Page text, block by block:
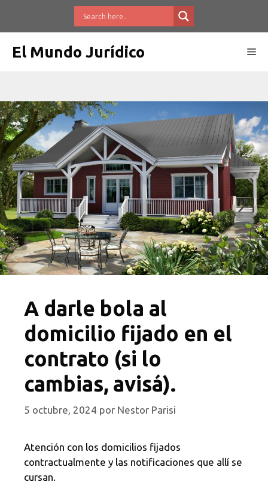
El Mundo Jurídico
A darle bola al
domicilio fijado en el
contrato (si lo
cambias, avisá).
5 octubre, 2024 por Nestor Parisi
Atención con los domicilios fijados
contractualmente y las notificaciones que allí se
cursan.